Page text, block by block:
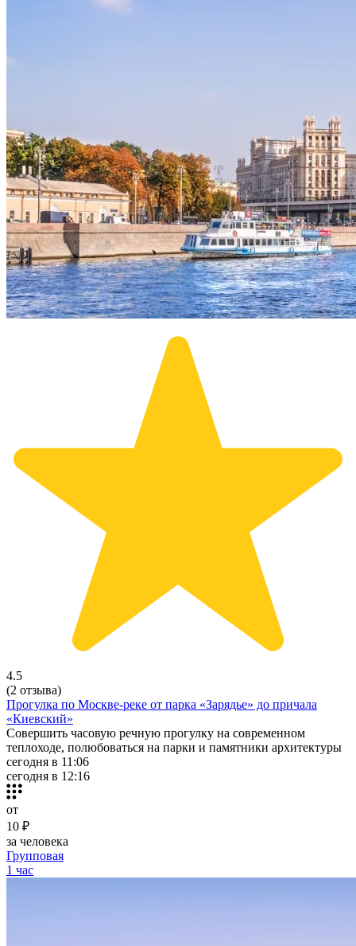
4.5
(2 отзыва)
Прогулка по Москве-реке от парка «Зарядье» до причала
«Киевский»
Совершить часовую речную прогулку на современном
теплоходе, полюбоваться на парки и памятники архитектуры
сегодня в 11:06
сегодня в 12:16
от
10 ₽
за человека
Групповая
1 час